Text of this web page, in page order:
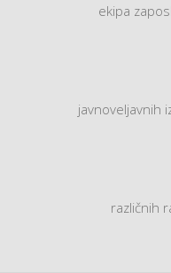
ekipa
javnoveljavnih
različnih